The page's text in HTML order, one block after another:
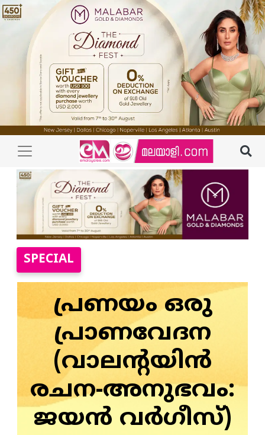
SPECIAL
പ്രണയം ഒരു
പ്രാണവേദന
(വാലന്റയിൻ
രചന-അനുഭവം:
ജയൻ വർഗീസ്)